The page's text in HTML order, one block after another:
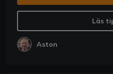
Läs
Aston